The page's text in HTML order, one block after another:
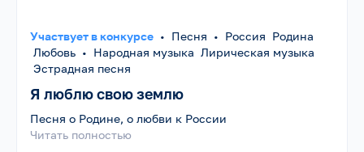
Участвует в конкурсе • Песня • Россия Родина
Любовь • Народная музыка Лирическая музыка
Эстрадная песня
Я люблю свою землю
Песня о Родине, о любви к России
Читать полностью